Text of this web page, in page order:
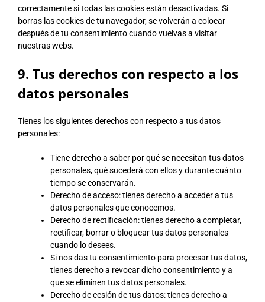
correctamente si todas las cookies están desactivadas. Si
borras las cookies de tu navegador, se volverán a colocar
después de tu consentimiento cuando vuelvas a visitar
nuestras webs.
9. Tus derechos con respecto a los
datos personales
Tienes los siguientes derechos con respecto a tus datos
personales:
Tiene derecho a saber por qué se necesitan tus datos
personales, qué sucederá con ellos y durante cuánto
tiempo se conservarán.
Derecho de acceso: tienes derecho a acceder a tus
datos personales que conocemos.
Derecho de rectificación: tienes derecho a completar,
rectificar, borrar o bloquear tus datos personales
cuando lo desees.
Si nos das tu consentimiento para procesar tus datos,
tienes derecho a revocar dicho consentimiento y a
que se eliminen tus datos personales.
Derecho de cesión de tus datos: tienes derecho a